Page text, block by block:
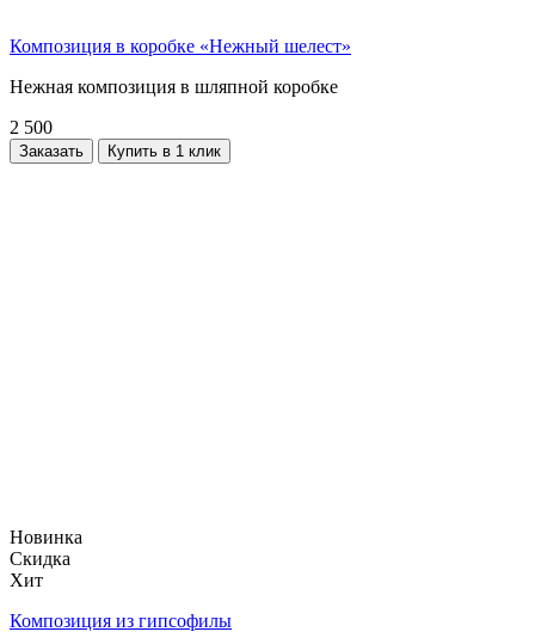
Композиция в коробке «Нежный шелест»
Нежная композиция в шляпной коробке
2 500
Заказать Купить в 1 клик
Новинка
Скидка
Хит
Композиция из гипсофилы